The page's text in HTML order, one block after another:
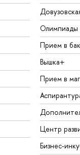
Олимпиады
Прием в
Вышка+
Прием в
Центр
Бизнес-